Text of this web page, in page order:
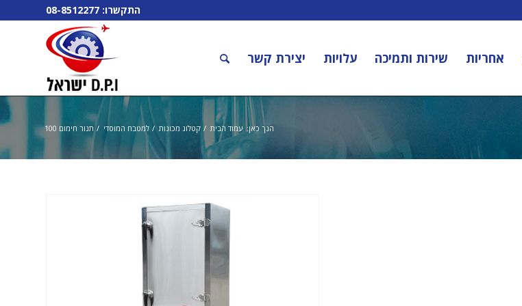
התקשרו: 08-8512277
אחריות שירות ותמיכה עלויות יצירת קשר
הנך כאן: עמוד הבית / קטלוג מכונות / למטבח המוסדי / תנור חימום 100